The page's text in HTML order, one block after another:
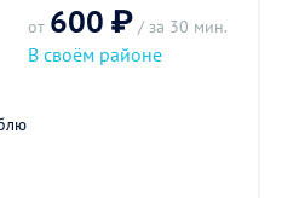
от 600 ₽ / за 30 мин.
В своём районе